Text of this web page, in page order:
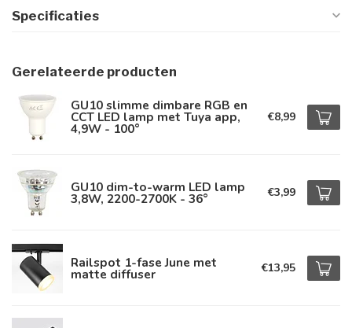
Specificaties
Gerelateerde producten
GU10 slimme dimbare RGB en
CCT LED lamp met Tuya app,
4,9W - 100°
€8,99
GU10 dim-to-warm LED lamp
3,8W, 2200-2700K - 36° €3,99
Railspot 1-fase June met
matte diffuser €13,95